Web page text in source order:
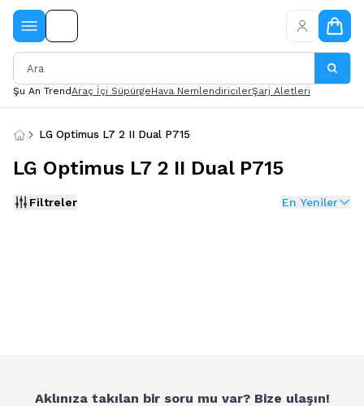
Şu An TrendAraç İçi SüpürgeHava NemlendiricilerŞarj Aletleri
LG Optimus L7 2 II Dual P715
LG Optimus L7 2 II Dual P715
Filtreler En Yeniler
Aklınıza takılan bir soru mu var? Bize ulaşın!